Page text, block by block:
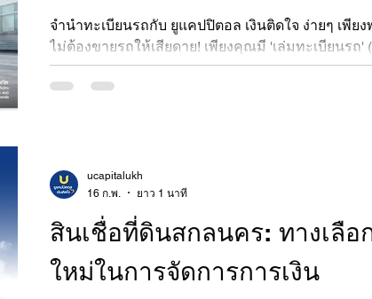
จำนำทะเบียนรถกับ ยูแคปปิตอล เงินติดใจ ง่ายๆ เพียง
ไม่ต้องขายรถให้เสียดาย! เพียงคุณมี 'เล่มทะเบียนรถ'
เขียวสำหรับมอเตอร์ไซค์ หรือเล่มฟ้าสำหรับรถยนต์)
สามารถเปลี่ยนเป็นเงินก้อนได้ทันที ด้วยบริการสินเชื่
สินเชื่อที่ดินสกลนคร: ทางเลือ
ใหม่ในการจัดการการเงิน
ucapitalukh
16 ก.พ.
ยาว 1 นาที